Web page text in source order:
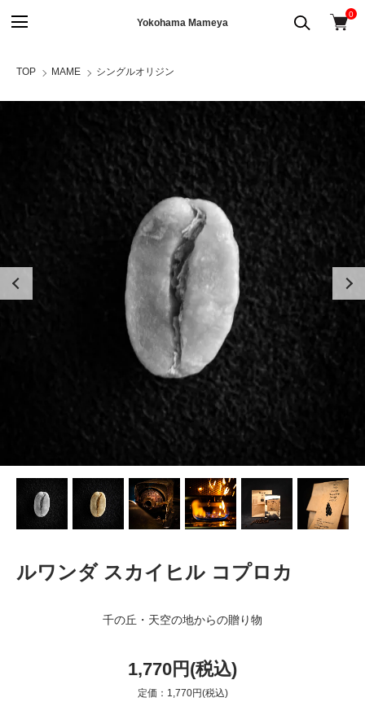
Yokohama Mameya
0
TOP MAME シングルオリジン
ルワンダ スカイヒル コプロカ
千の丘・天空の地からの贈り物
1,770円(税込)
定価：1,770円(税込)